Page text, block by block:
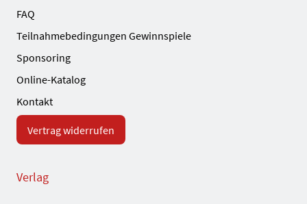
FAQ
Teilnahmebedingungen Gewinnspiele
Sponsoring
Online-Katalog
Kontakt
Vertrag widerrufen
Verlag